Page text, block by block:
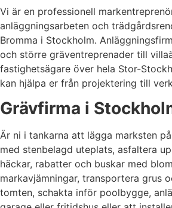
Vi är en professionell
anläggningsarbeten och
Bromma i Stockholm.
och större gräventreprenader till
fastighetsägare över hela Stor-
kan hjälpa er från projektering till
Grävfirma i
Är ni i tankarna att lägga marksten
med stenbelagd uteplats, asfaltera
häckar, rabatter och buskar med
markavjämningar, transportera grus
tomten, schakta inför poolbygge,